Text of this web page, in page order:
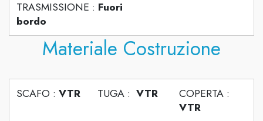
TRASMISSIONE : Fuori
bordo
Materiale Costruzione
SCAFO : VTR TUGA : VTR
COPERTA :
VTR